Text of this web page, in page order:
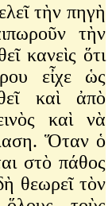
τὴν πηγὴ
τὴν
κανεὶς ὅτι
εἶχε ὡς
καὶ ἀπὸ
καὶ νὰ
Ὅταν ὁ
στὸ πάθος
θεωρεῖ τὸν